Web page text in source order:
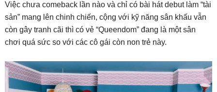
Việc chưa comeback lần nào và chỉ có bài hát debut làm “tài
sản” mang lên chinh chiến, cộng với kỹ năng sân khấu vẫn
còn gây tranh cãi thì có vẻ “Queendom” đang là một sân
chơi quá sức so với các cô gái còn non trẻ này.